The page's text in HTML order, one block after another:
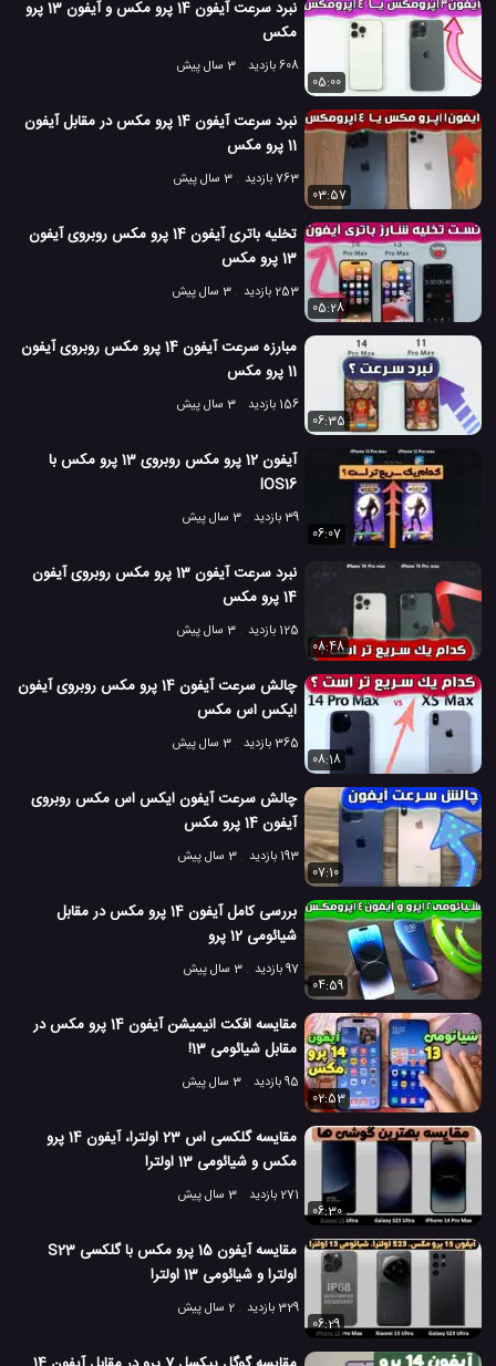
نبرد سرعت آیفون 14 پرو مکس و آیفون 13 پرو
مکس
608 بازدید
3 سال پیش
05:00
نبرد سرعت آیفون 14 پرو مکس در مقابل آیفون
11 پرو مکس
763 بازدید
3 سال پیش
03:57
تخلیه باتری آیفون 14 پرو مکس روبروی آیفون
13 پرو مکس
253 بازدید
3 سال پیش
05:28
مبارزه سرعت آیفون 14 پرو مکس روبروی آیفون
11 پرو مکس
156 بازدید
3 سال پیش
06:35
آیفون 12 پرو مکس روبروی 13 پرو مکس با
IOS16
39 بازدید
3 سال پیش
06:07
نبرد سرعت آیفون 13 پرو مکس روبروی آیفون
14 پرو مکس
125 بازدید
3 سال پیش
08:48
چالش سرعت آیفون 14 پرو مکس روبروی آیفون
ایکس اس مکس
365 بازدید
3 سال پیش
08:18
چالش سرعت آیفون ایکس اس مکس روبروی
آیفون 14 پرو مکس
193 بازدید
3 سال پیش
07:10
بررسی کامل آیفون 14 پرو مکس در مقابل
شیائومی 12 پرو
97 بازدید
3 سال پیش
04:59
مقایسه افکت انیمیشن آیفون 14 پرو مکس در
مقابل شیائومی 13!
95 بازدید
3 سال پیش
02:53
مقایسه گلکسی اس 23 اولترا، آیفون 14 پرو
مکس و شیائومی 13 اولترا
271 بازدید
3 سال پیش
06:30
مقایسه آیفون 15 پرو مکس با گلکسی S23
اولترا و شیائومی 13 اولترا
329 بازدید
2 سال پیش
06:29